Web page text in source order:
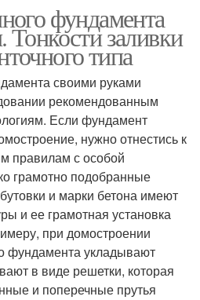
фундамента
заливки
типа
своими руками
рекомендованным
Если фундамент
нужно отнестись к
правилам с особой
грамотно подобранные
и марки бетона имеют
и ее грамотная установка
при домостроении
фундамента укладывают
в виде решетки, которая
и поперечные прутья